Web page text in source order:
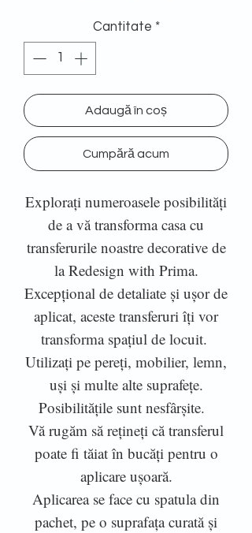
Cantitate *
Adaugă în coș
Cumpără acum
Explorați numeroasele posibilități
de a vă transforma casa cu
transferurile noastre decorative de
la Redesign with Prima.
Excepțional de detaliate și ușor de
aplicat, aceste transferuri îți vor
transforma spațiul de locuit.
Utilizați pe pereți, mobilier, lemn,
uși și multe alte suprafețe.
Posibilitățile sunt nesfârșite.
Vă rugăm să rețineți că transferul
poate fi tăiat în bucăți pentru o
aplicare ușoară.
Aplicarea se face cu spatula din
pachet, pe o suprafața curată și